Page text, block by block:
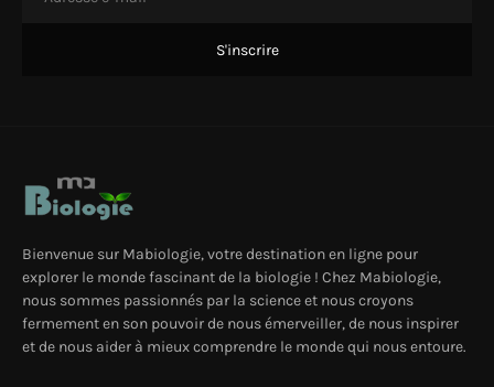
Bienvenue sur Mabiologie, votre destination en ligne pour
explorer le monde fascinant de la biologie ! Chez Mabiologie,
nous sommes passionnés par la science et nous croyons
fermement en son pouvoir de nous émerveiller, de nous inspirer
et de nous aider à mieux comprendre le monde qui nous entoure.